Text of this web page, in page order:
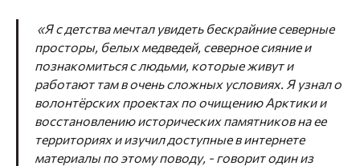
«Я с детства мечтал увидеть бескрайние северные
просторы, белых медведей, северное сияние и
познакомиться с людьми, которые живут и
работают там в очень сложных условиях. Я узнал о
волонтёрских проектах по очищению Арктики и
восстановлению исторических памятников на ее
территориях и изучил доступные в интернете
материалы по этому поводу, - говорит один из